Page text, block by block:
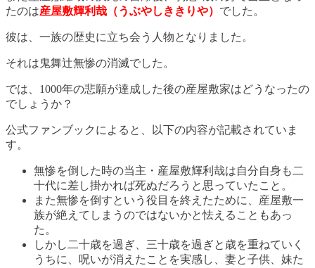
たのは産屋敷輝利哉（うぶやしききりや） でした。
彼は、一族の歴史に立ち会う人物となりました。
それは鬼舞辻無惨の消滅でした。
では、1000年の悲願が達成した後の産屋敷家はどうなったの
でしょうか？
公式ファンブックによると、以下の内容が記載されていま
す。
無惨を倒した時の当主・産屋敷輝利哉は自分自身も二
十代に差し掛かれば死ぬだろうと思っていたこと。
また無惨を倒すという役目を終えたために、産屋敷一
族が絶えてしまうのではないかと怯えることもあっ
た。
しかし二十歳を過ぎ、三十歳を過ぎと歳を重ねていく
うちに、呪いが消えたことを実感し、妻と子供、妹た